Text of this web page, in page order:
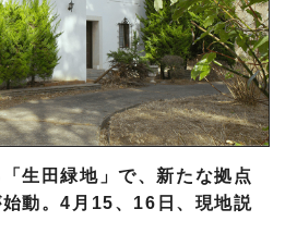
生田緑地」で、新たな拠点
動。4月15、16日、現地説